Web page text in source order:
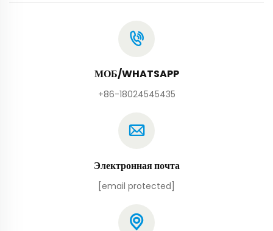
МОБ/WHATSAPP
+86-18024545435
Электронная почта
[email protected]